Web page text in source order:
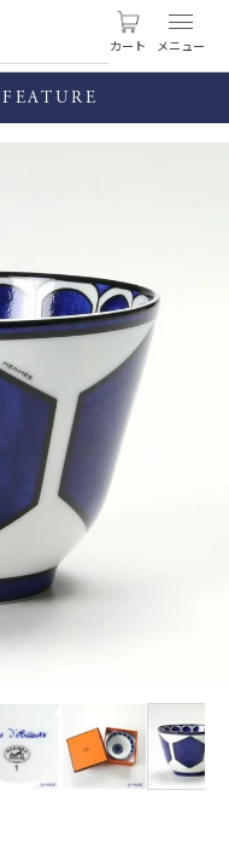
カート
FEATURE